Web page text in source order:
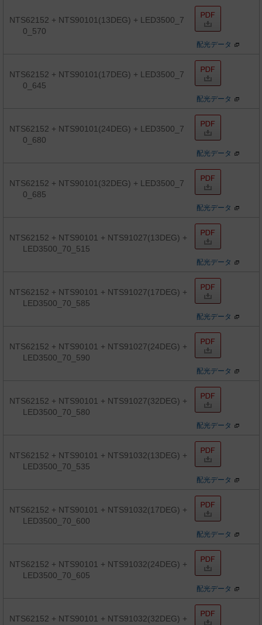
NTS62152 + NTS90101(13DEG) + LED3500_7
0_570
配光データ
NTS62152 + NTS90101(17DEG) + LED3500_7
0_645
配光データ
NTS62152 + NTS90101(24DEG) + LED3500_7
0_680
配光データ
NTS62152 + NTS90101(32DEG) + LED3500_7
0_685
配光データ
NTS62152 + NTS90101 + NTS91027(13DEG) +
LED3500_70_515
配光データ
NTS62152 + NTS90101 + NTS91027(17DEG) +
LED3500_70_585
配光データ
NTS62152 + NTS90101 + NTS91027(24DEG) +
LED3500_70_590
配光データ
NTS62152 + NTS90101 + NTS91027(32DEG) +
LED3500_70_580
配光データ
NTS62152 + NTS90101 + NTS91032(13DEG) +
LED3500_70_535
配光データ
NTS62152 + NTS90101 + NTS91032(17DEG) +
LED3500_70_600
配光データ
NTS62152 + NTS90101 + NTS91032(24DEG) +
LED3500_70_605
配光データ
NTS62152 + NTS90101 + NTS91032(32DEG) +